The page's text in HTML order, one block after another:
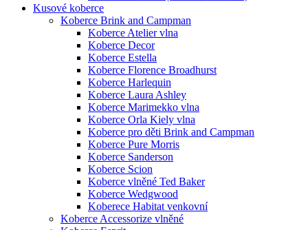
Kusové koberce
Koberce Brink and Campman
Koberce Atelier vlna
Koberce Decor
Koberce Estella
Koberce Florence Broadhurst
Koberce Harlequin
Koberce Laura Ashley
Koberce Marimekko vlna
Koberce Orla Kiely vlna
Koberce pro děti Brink and Campman
Koberce Pure Morris
Koberce Sanderson
Koberce Scion
Koberce vlněné Ted Baker
Koberce Wedgwood
Koberece Habitat venkovní
Koberce Accessorize vlněné